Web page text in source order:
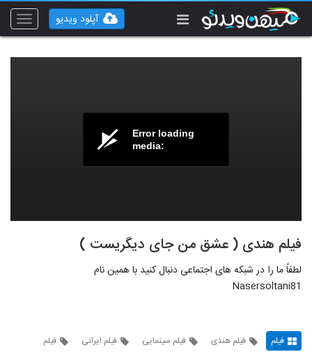
Toggle
آپلود ویدیو
Error loading
media:
فیلم هندی ( عشق من جای دیگریست )
لطفاً ما را در شبکه های اجتماعی دنبال کنید با همین نام
Nasersoltani81
فیلم فیلم هندی فیلم سینمایی فیلم ایرانی
فیلم